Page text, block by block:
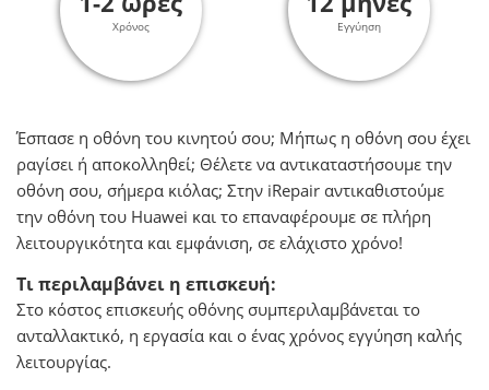
Χρόνος Εγγύηση
Έσπασε η οθόνη του κινητού σου; Μήπως η οθόνη σου έχει
ραγίσει ή αποκολληθεί; Θέλετε να αντικαταστήσουμε την
οθόνη σου, σήμερα κιόλας; Στην iRepair αντικαθιστούμε
την οθόνη του Huawei και το επαναφέρουμε σε πλήρη
λειτουργικότητα και εμφάνιση, σε ελάχιστο χρόνο!
Τι περιλαμβάνει η επισκευή:
Στο κόστος επισκευής οθόνης συμπεριλαμβάνεται το
ανταλλακτικό, η εργασία και o ένας χρόνος εγγύηση καλής
λειτουργίας.